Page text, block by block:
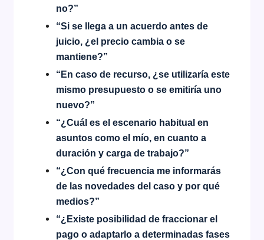
no?”
“Si se llega a un acuerdo antes de
juicio, ¿el precio cambia o se
mantiene?”
“En caso de recurso, ¿se utilizaría este
mismo presupuesto o se emitiría uno
nuevo?”
“¿Cuál es el escenario habitual en
asuntos como el mío, en cuanto a
duración y carga de trabajo?”
“¿Con qué frecuencia me informarás
de las novedades del caso y por qué
medios?”
“¿Existe posibilidad de fraccionar el
pago o adaptarlo a determinadas fases